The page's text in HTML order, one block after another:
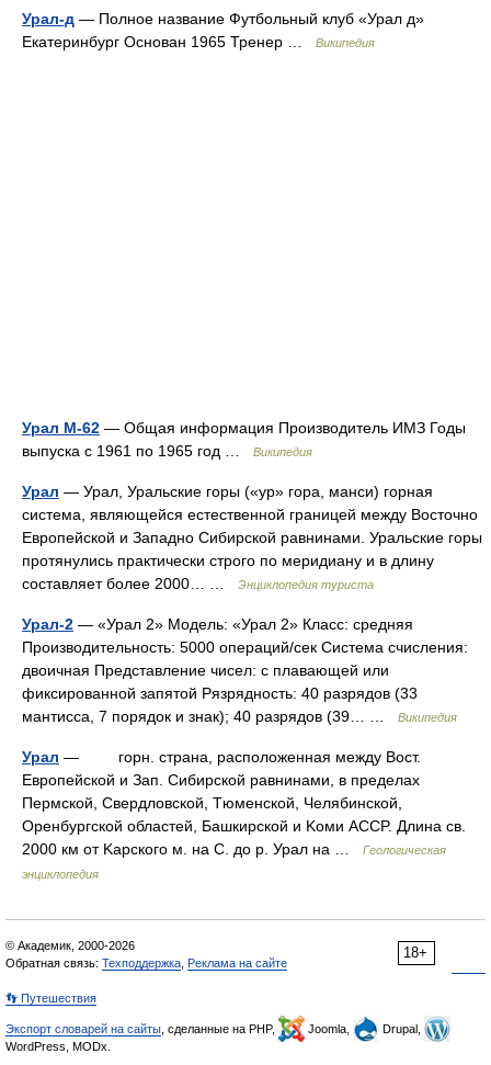
Урал-д — Полное название Футбольный клуб «Урал д»
Екатеринбург Основан 1965 Тренер …
Википедия
Урал М-62 — Общая информация Производитель ИМЗ Годы
выпуска с 1961 по 1965 год …
Википедия
Урал — Урал, Уральские горы («ур» гора, манси) горная
система, являющейся естественной границей между Восточно
Европейской и Западно Сибирской равнинами. Уральские горы
протянулись практически строго по меридиану и в длину
составляет более 2000… …
Энциклопедия туриста
Урал-2 — «Урал 2» Модель: «Урал 2» Класс: средняя
Производительность: 5000 операций/сек Система счисления:
двоичная Представление чисел: с плавающей или
фиксированной запятой Рязрядность: 40 разрядов (33
мантисса, 7 порядок и знак); 40 разрядов (39… …
Википедия
Урал — горн. страна, расположенная между Bост.
Eвропейской и Зап. Cибирской равнинами, в пределах
Пермской, Cвердловской, Tюменской, Челябинской,
Oренбургской областей, Башкирской и Kоми ACCP. Длина св.
2000 км от Kарского м. на C. до p. Урал на …
Геологическая
энциклопедия
18+
© Академик, 2000-2026
Обратная связь: Техподдержка Реклама на сайте
👣 Путешествия
Экспорт словарей на сайты , сделанные на PHP, Joomla,
Drupal,
WordPress, MODx.